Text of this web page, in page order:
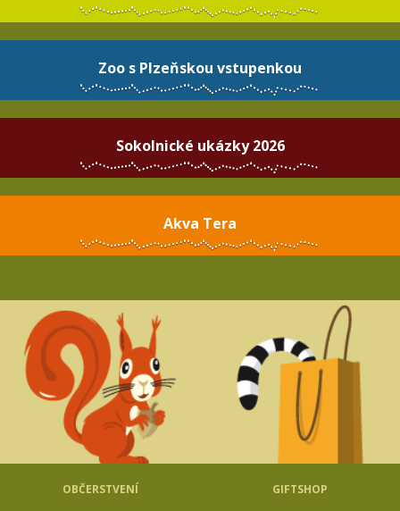
Zoo s Plzeňskou vstupenkou
Sokolnické ukázky 2026
Akva Tera
OBČERSTVENÍ GIFTSHOP